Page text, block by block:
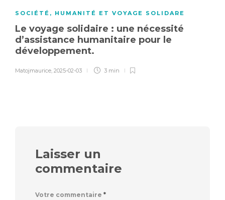
SOCIÉTÉ, HUMANITÉ ET VOYAGE SOLIDARE
Le voyage solidaire : une nécessité
d’assistance humanitaire pour le
développement.
Matojmaurice, 2025-02-03 3 min
Laisser un
commentaire
Votre commentaire *